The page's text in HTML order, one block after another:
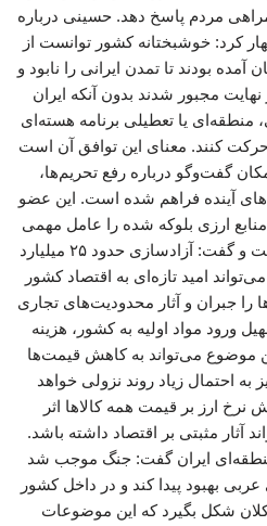
مردم پاسخ دهد. حسینی درباره
کرد: خوشبختانه کشور توانست از
بودند تا تمدن ایرانی را نابود و
مجبور شدند بدون آنکه ایران
یا تعطیلی برنامه هسته‌ای
کنند. معنای این توافق آن است
گفت‌وگو درباره رفع تحریم‌ها،
آینده فراهم شده است. این عضو
منابع ارزی بلوکه شده را عامل مهمی
در بهبود شرایط اقتصادی دانست و گفت: آزادسازی حدود ۲۵ میلیارد
امید تازه‌ای به اقتصاد کشور
جبران و آثار محدودیت‌های تجاری
ورود مواد اولیه به کشور، هزینه
موضوع می‌تواند به کاهش قیمت‌ها
به احتمال زیاد روند نزولی خواهد
ارز بر قیمت همه کالاها اثر
آثار مثبتی بر اقتصاد داشته باشد.
منطقه‌ای ایران گفت: جنگ موجب شد
بهبود پیدا کند و در داخل کشور
شکل بگیرد که این موضوعات